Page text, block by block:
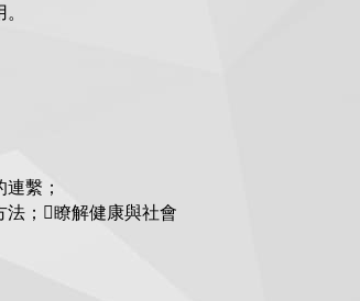
繫；
法；瞭解健康與社會